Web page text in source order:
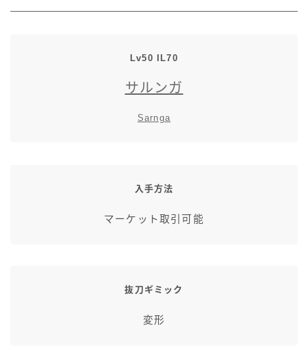
七分丈
極シタデル・ボズヤ追憶戦
Lv50 IL70
サルンガ
Sarnga
入手方法
マーケット取引可能
抜刀ギミック
変形